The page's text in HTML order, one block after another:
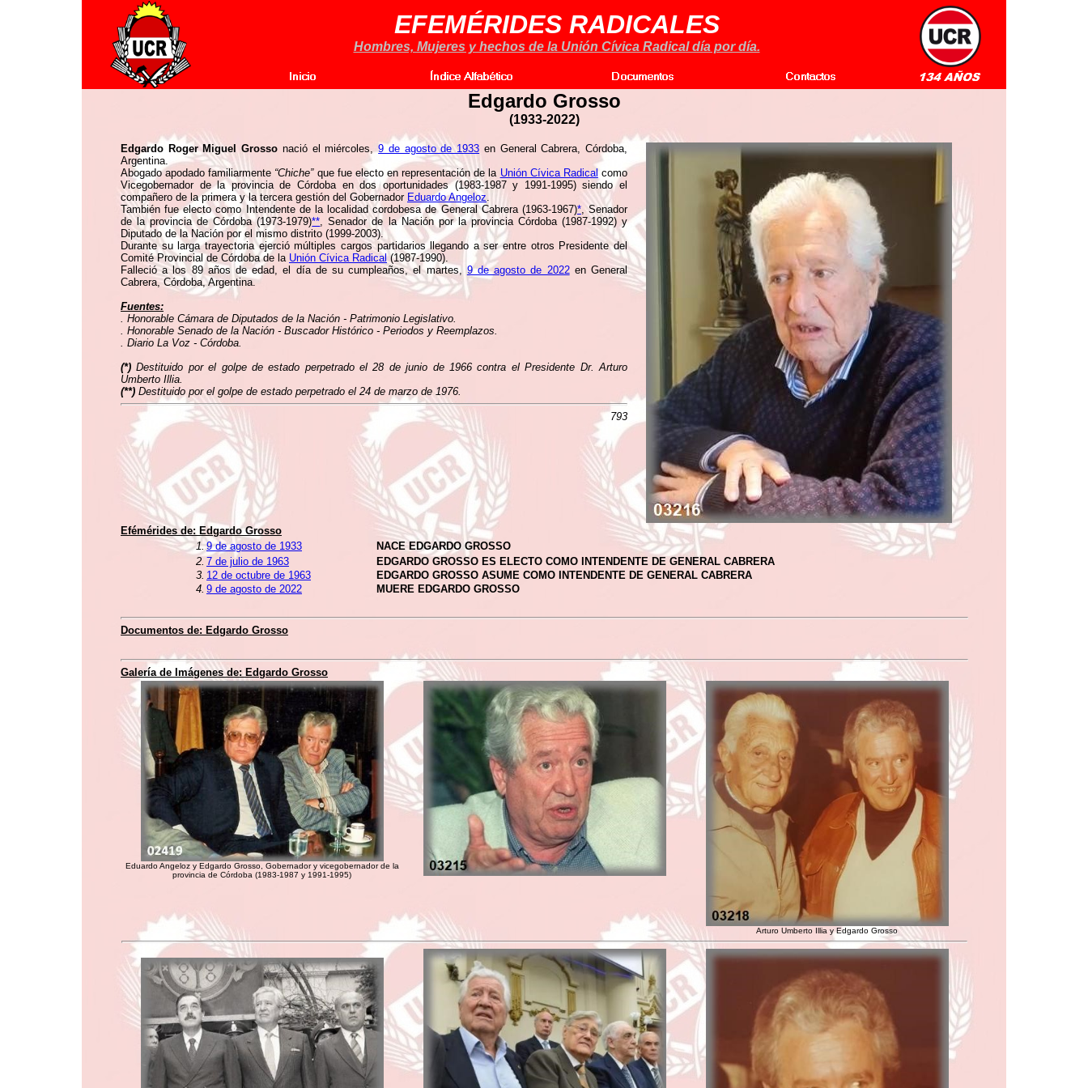
EFEMÉRIDES RADICALES
Hombres, Mujeres y hechos de la Unión Cívica Radical día por día.
Edgardo Grosso
(1933-2022)
Edgardo Roger Miguel Grosso nació el miércoles,9 de agosto de 1933 en General Cabrera, Córdoba,
Argentina.
Abogado apodado familiarmente “Chiche”que fue electo en representación de la Unión Cívica Radicalcomo
Vicegobernador de la provincia de Córdoba en dos oportunidades (1983-1987 y 1991-1995) siendo el
compañero de la primera y la tercera gestión del Gobernador Eduardo Angeloz.
También fue electo como Intendente de la localidad cordobesa de General Cabrera (1963-1967)*, Senador
de la provincia de Córdoba (1973-1979)**, Senador de la Nación por la provincia Córdoba (1987-1992) y
Diputado de la Nación por el mismo distrito (1999-2003).
Durante su larga trayectoria ejerció múltiples cargos partidarios llegando a ser entre otros Presidente del
Comité Provincial de Córdoba de la Unión Cívica Radical(1987-1990).
Falleció a los 89 años de edad, el día de su cumpleaños, el martes, 9 de agosto de 2022en General
Cabrera, Córdoba, Argentina.
Fuentes:
. Honorable Cámara de Diputados de la Nación - Patrimonio Legislativo.
. Honorable Senado de la Nación - Buscador Histórico - Periodos y Reemplazos.
. Diario La Voz - Córdoba.
(*) Destituido por el golpe de estado perpetrado el 28 de junio de 1966 contra el Presidente Dr. Arturo
Umberto Illia.
(**) Destituido por el golpe de estado perpetrado el 24 de marzo de 1976.
793
Efémérides de: Edgardo Grosso
1.9 de agosto de 1933
NACE EDGARDO GROSSO
2. 7 de julio de 1963
EDGARDO GROSSO ES ELECTO COMO INTENDENTE DE GENERAL CABRERA
3. 12 de octubre de 1963
EDGARDO GROSSO ASUME COMO INTENDENTE DE GENERAL CABRERA
4. 9 de agosto de 2022 MUERE EDGARDO GROSSO
Documentos de: Edgardo Grosso
Galería de Imágenes de: Edgardo Grosso
Eduardo Angeloz y Edgardo Grosso, Gobernador y vicegobernador de la
provincia de Córdoba (1983-1987 y 1991-1995)
Arturo Umberto Illia y Edgardo Grosso